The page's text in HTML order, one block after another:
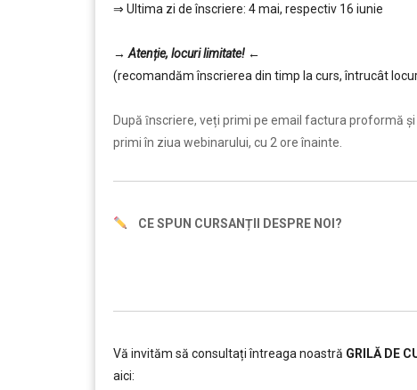
⇒ Ultima zi de înscriere: 4 mai, respectiv 16 iunie
→ Atenție, locuri limitate! ←
(recomandăm înscrierea din timp la curs, întrucât
După ȋnscriere, veți primi pe email factura proformă
primi în ziua webinarului, cu 2 ore înainte.
CE SPUN CURSANȚII DESPRE NOI?
Vă invităm să consultați întreaga noastră GRILĂ DE
aici: